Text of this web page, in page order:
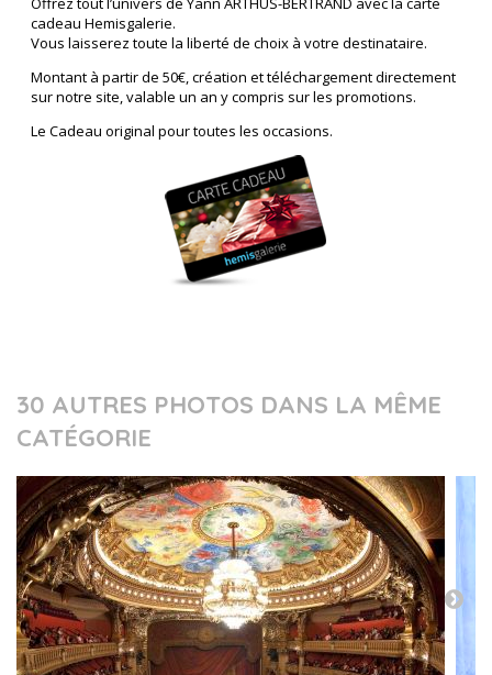
cadeau Hemisgalerie.
Vous laisserez toute la liberté de choix à votre destinataire.
Montant à partir de 50€, création et téléchargement directement
sur notre site, valable un an y compris sur les promotions.
Le Cadeau original pour toutes les occasions.
30 AUTRES PHOTOS DANS LA MÊME
CATÉGORIE